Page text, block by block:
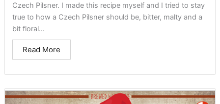
Czech Pilsner. I made this recipe myself and I tried to stay
true to how a Czech Pilsner should be, bitter, malty and a
bit floral...
Read More